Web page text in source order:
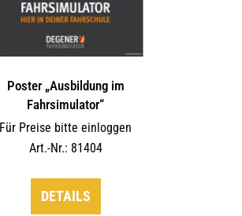
Poster „Ausbildung im
Fahrsimulator“
Für Preise bitte einloggen
Art.-Nr.: 81404
DETAILS